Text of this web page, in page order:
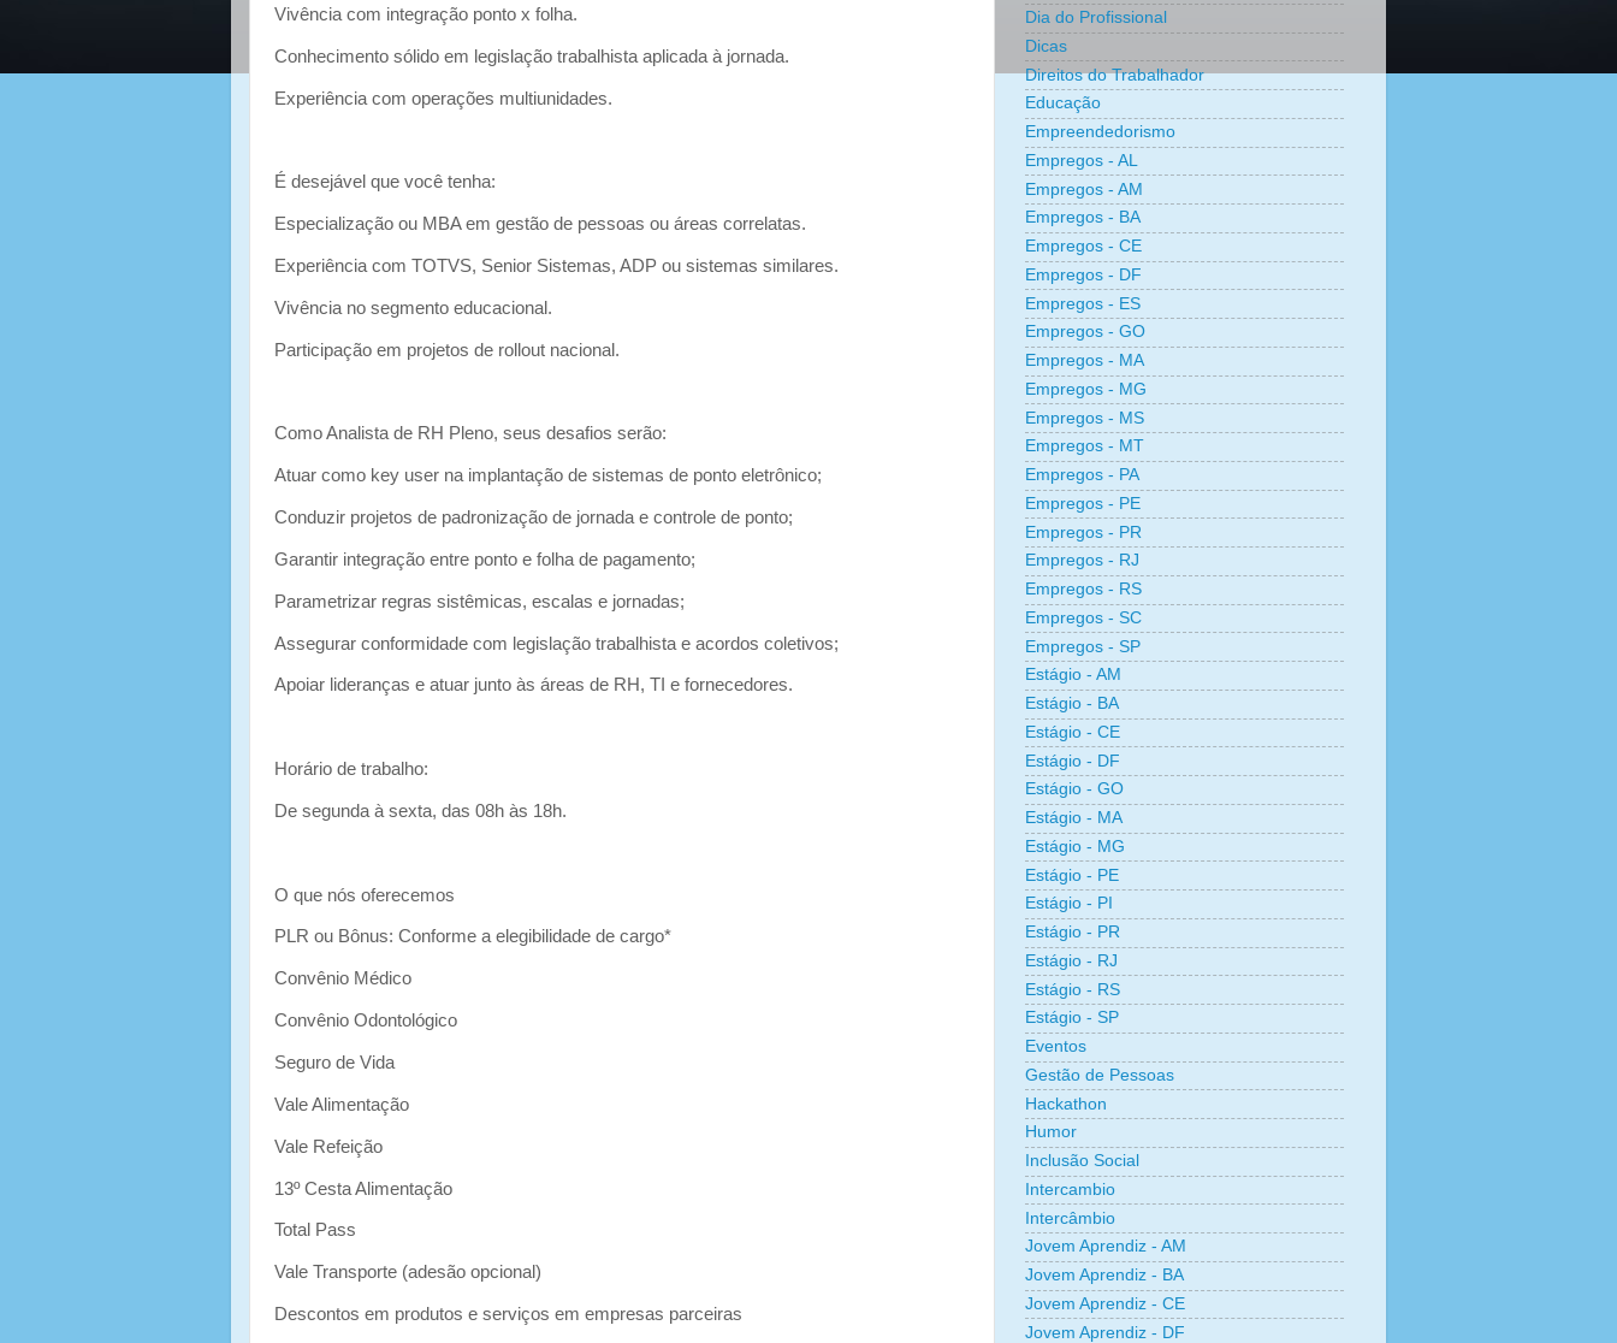
Vivência com integração ponto x folha.
Conhecimento sólido em legislação trabalhista aplicada à jornada.
Experiência com operações multiunidades.
É desejável que você tenha:
Especialização ou MBA em gestão de pessoas ou áreas correlatas.
Experiência com TOTVS, Senior Sistemas, ADP ou sistemas similares.
Vivência no segmento educacional.
Participação em projetos de rollout nacional.
Como Analista de RH Pleno, seus desafios serão:
Atuar como key user na implantação de sistemas de ponto eletrônico;
Conduzir projetos de padronização de jornada e controle de ponto;
Garantir integração entre ponto e folha de pagamento;
Parametrizar regras sistêmicas, escalas e jornadas;
Assegurar conformidade com legislação trabalhista e acordos coletivos;
Apoiar lideranças e atuar junto às áreas de RH, TI e fornecedores.
Horário de trabalho:
De segunda à sexta, das 08h às 18h.
O que nós oferecemos
PLR ou Bônus: Conforme a elegibilidade de cargo*
Convênio Médico
Convênio Odontológico
Seguro de Vida
Vale Alimentação
Vale Refeição
13º Cesta Alimentação
Total Pass
Vale Transporte (adesão opcional)
Descontos em produtos e serviços em empresas parceiras
Dia do Profissional
Dicas
Direitos do Trabalhador
Educação
Empreendedorismo
Empregos - AL
Empregos - AM
Empregos - BA
Empregos - CE
Empregos - DF
Empregos - ES
Empregos - GO
Empregos - MA
Empregos - MG
Empregos - MS
Empregos - MT
Empregos - PA
Empregos - PE
Empregos - PR
Empregos - RJ
Empregos - RS
Empregos - SC
Empregos - SP
Estágio - AM
Estágio - BA
Estágio - CE
Estágio - DF
Estágio - GO
Estágio - MA
Estágio - MG
Estágio - PE
Estágio - PI
Estágio - PR
Estágio - RJ
Estágio - RS
Estágio - SP
Eventos
Gestão de Pessoas
Hackathon
Humor
Inclusão Social
Intercambio
Intercâmbio
Jovem Aprendiz - AM
Jovem Aprendiz - BA
Jovem Aprendiz - CE
Jovem Aprendiz - DF